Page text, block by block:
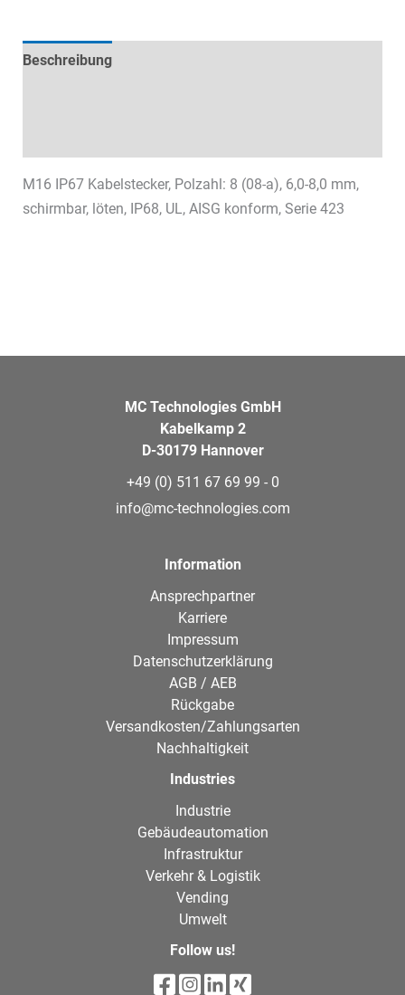
Beschreibung
M16 IP67 Kabelstecker, Polzahl: 8 (08-a), 6,0-8,0 mm,
schirmbar, löten, IP68, UL, AISG konform, Serie 423
MC Technologies GmbH
Kabelkamp 2
D-30179 Hannover
+49 (0) 511 67 69 99 - 0
info@mc-technologies.com
Information
Ansprechpartner
Karriere
Impressum
Datenschutzerklärung
AGB / AEB
Rückgabe
Versandkosten/Zahlungsarten
Nachhaltigkeit
Industries
Industrie
Gebäudeautomation
Infrastruktur
Verkehr & Logistik
Vending
Umwelt
Follow us!